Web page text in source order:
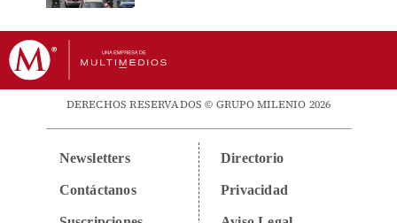
DERECHOS RESERVADOS © GRUPO MILENIO 2026
Newsletters
Contáctanos
Directorio
Privacidad